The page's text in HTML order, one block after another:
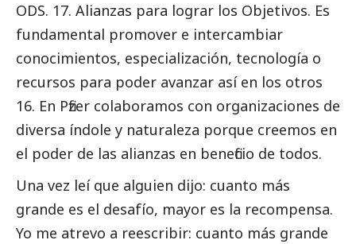
ODS. 17. Alianzas para lograr los Objetivos. Es
fundamental promover e intercambiar
conocimientos, especialización, tecnología o
recursos para poder avanzar así en los otros
16. En Pfizer colaboramos con organizaciones de
diversa índole y naturaleza porque creemos en
el poder de las alianzas en beneficio de todos.
Una vez leí que alguien dijo: cuanto más
grande es el desafío, mayor es la recompensa.
Yo me atrevo a reescribir: cuanto más grande